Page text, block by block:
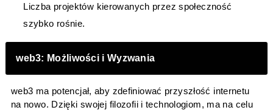
Liczba projektów kierowanych przez społeczność
szybko rośnie.
web3: Możliwości i Wyzwania
web3 ma potencjał, aby zdefiniować przyszłość internetu
na nowo. Dzięki swojej filozofii i technologiom, ma na celu